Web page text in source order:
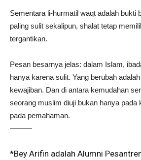
Sementara li-hurmatil waqt adalah bukti
paling sulit sekalipun, shalat tetap
tergantikan.
Pesan besarnya jelas: dalam Islam,
hanya karena sulit. Yang berubah
kewajiban. Dan di antara kemudahan
seorang muslim diuji bukan hanya pada
pada pemahaman.
———
*Bey Arifin adalah Alumni